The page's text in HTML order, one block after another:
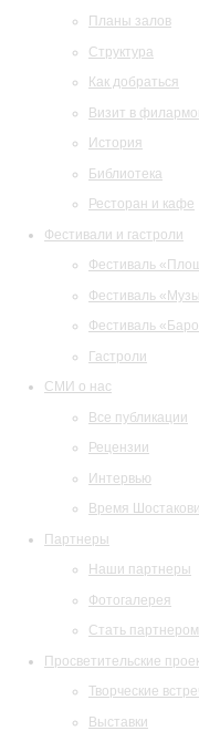
Планы залов
Структура
Как добраться
Визит в
История
Библиотека
Ресторан и кафе
Фестивали и гастроли
Фестиваль
Фестиваль
Фестиваль
Гастроли
СМИ о нас
Все публикации
Рецензии
Интервью
Время
Партнеры
Наши партнеры
Фотогалерея
Стать партнером
Просветительские
Творческие
Выставки